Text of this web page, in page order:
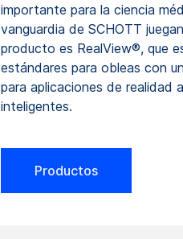
importante para la ciencia
vanguardia de SCHOTT
producto es RealView®, que
estándares para obleas con
para aplicaciones de realidad
inteligentes.
Productos